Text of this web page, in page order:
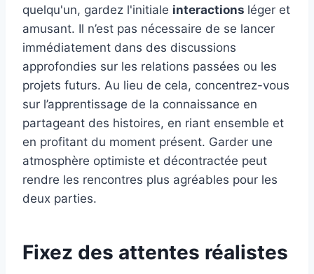
quelqu'un, gardez l'initiale interactions léger et
amusant. Il n’est pas nécessaire de se lancer
immédiatement dans des discussions
approfondies sur les relations passées ou les
projets futurs. Au lieu de cela, concentrez-vous
sur l’apprentissage de la connaissance en
partageant des histoires, en riant ensemble et
en profitant du moment présent. Garder une
atmosphère optimiste et décontractée peut
rendre les rencontres plus agréables pour les
deux parties.
Fixez des attentes réalistes